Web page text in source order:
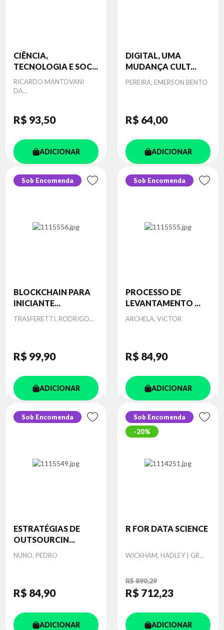
CIÊNCIA,
TECNOLOGIA E SOC...
Autor
RICARDO MANTOVANI
DA...
R$ 93,50
ADICIONAR
DIGITAL, UMA
MUDANÇA CULT...
Autor
PEREIRA, EMERSON BENTO
R$ 64,00
ADICIONAR
Sob Encomenda
BLOCKCHAIN PARA
INICIANTE...
Autor
TRASFERETTI, RODRIGO...
R$ 99,90
ADICIONAR
Sob Encomenda
PROCESSO DE
LEVANTAMENTO ...
Autor
ARCHELA, VICTOR
R$ 84,90
ADICIONAR
Sob Encomenda
ESTRATÉGIAS DE
OUTSOURCIN...
Autor
NUNO, PEDRO
R$ 84,90
ADICIONAR
Sob Encomenda
20%
R FOR DATA SCIENCE
Autor
WICKHAM, HADLEY | GR...
R$ 890,29
R$ 712,23
ADICIONAR